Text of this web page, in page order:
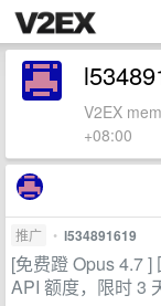
V2EX
+08:00
推广 • l534891619
[免费蹬 Opus 4.7
API 额度，限时 3